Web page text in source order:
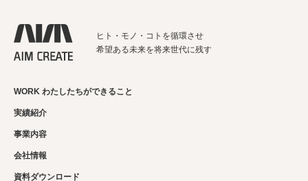
ヒト・モノ・コトを循環させ
希望ある未来を将来世代に残す
WORK わたしたちができること
実績紹介
事業内容
会社情報
資料ダウンロード